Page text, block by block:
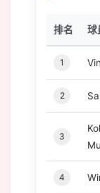
排名 球
1
2
3
4